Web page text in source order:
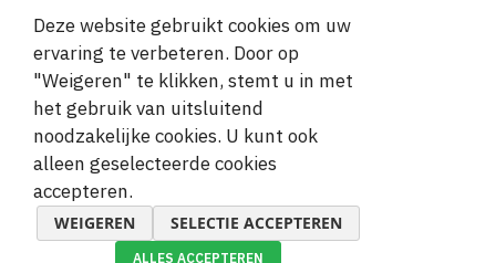
Informatie
Klantenservice
Veilige en gemakkelijke betalingen
Deze website gebruikt cookies om uw
ervaring te verbeteren. Door op
"Weigeren" te klikken, stemt u in met
het gebruik van uitsluitend
noodzakelijke cookies. U kunt ook
alleen geselecteerde cookies
accepteren.
WEIGEREN SELECTIE ACCEPTEREN
ALLES ACCEPTEREN